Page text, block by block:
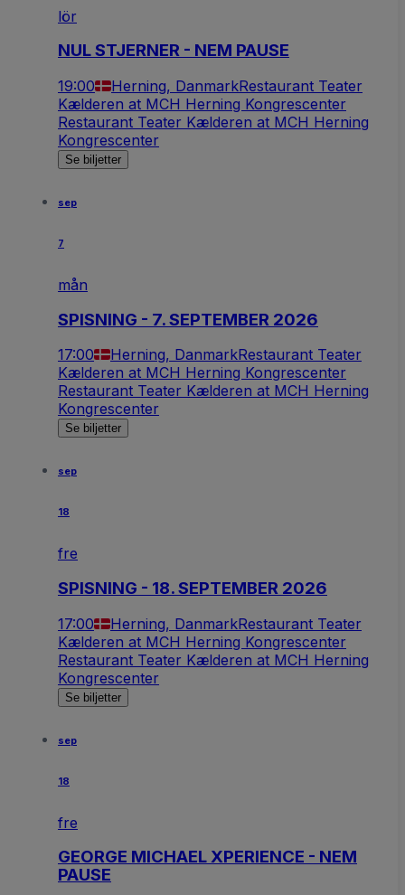
lör
NUL STJERNER - NEM PAUSE
19:00 Herning, DanmarkRestaurant Teater
Kælderen at MCH Herning Kongrescenter
Restaurant Teater Kælderen at MCH Herning
Kongrescenter
Se biljetter
sep
7
mån
SPISNING - 7. SEPTEMBER 2026
17:00 Herning, DanmarkRestaurant Teater
Kælderen at MCH Herning Kongrescenter
Restaurant Teater Kælderen at MCH Herning
Kongrescenter
Se biljetter
sep
18
fre
SPISNING - 18. SEPTEMBER 2026
17:00 Herning, DanmarkRestaurant Teater
Kælderen at MCH Herning Kongrescenter
Restaurant Teater Kælderen at MCH Herning
Kongrescenter
Se biljetter
sep
18
fre
GEORGE MICHAEL XPERIENCE - NEM
PAUSE